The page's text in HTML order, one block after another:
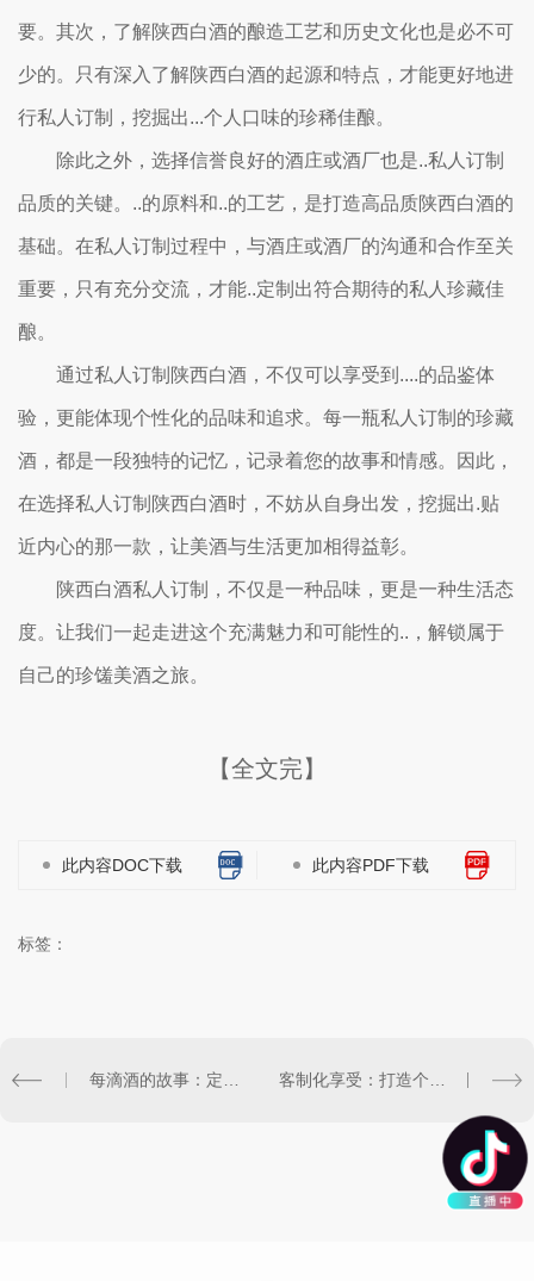
要。其次，了解陕西白酒的酿造工艺和历史文化也是必不可
少的。只有深入了解陕西白酒的起源和特点，才能更好地进
行私人订制，挖掘出...个人口味的珍稀佳酿。
除此之外，选择信誉良好的酒庄或酒厂也是..私人订制
品质的关键。..的原料和..的工艺，是打造高品质陕西白酒的
基础。在私人订制过程中，与酒庄或酒厂的沟通和合作至关
重要，只有充分交流，才能..定制出符合期待的私人珍藏佳
酿。
通过私人订制陕西白酒，不仅可以享受到....的品鉴体
验，更能体现个性化的品味和追求。每一瓶私人订制的珍藏
酒，都是一段独特的记忆，记录着您的故事和情感。因此，
在选择私人订制陕西白酒时，不妨从自身出发，挖掘出.贴
近内心的那一款，让美酒与生活更加相得益彰。
陕西白酒私人订制，不仅是一种品味，更是一种生活态
度。让我们一起走进这个充满魅力和可能性的..，解锁属于
自己的珍馐美酒之旅。
【全文完】
此内容DOC下载 此内容PDF下载
标签：